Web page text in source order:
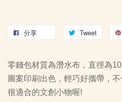
分享 Tweet
零錢包材質為潛水布，直徑為
圖案印刷出色，輕巧好攜帶，
很適合的文創小物喔!